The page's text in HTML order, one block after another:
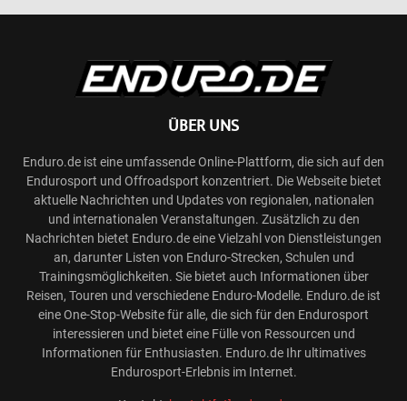
ÜBER UNS
Enduro.de ist eine umfassende Online-Plattform, die sich auf den
Endurosport und Offroadsport konzentriert. Die Webseite bietet
aktuelle Nachrichten und Updates von regionalen, nationalen
und internationalen Veranstaltungen. Zusätzlich zu den
Nachrichten bietet Enduro.de eine Vielzahl von Dienstleistungen
an, darunter Listen von Enduro-Strecken, Schulen und
Trainingsmöglichkeiten. Sie bietet auch Informationen über
Reisen, Touren und verschiedene Enduro-Modelle. Enduro.de ist
eine One-Stop-Website für alle, die sich für den Endurosport
interessieren und bietet eine Fülle von Ressourcen und
Informationen für Enthusiasten. Enduro.de Ihr ultimatives
Endurosport-Erlebnis im Internet.